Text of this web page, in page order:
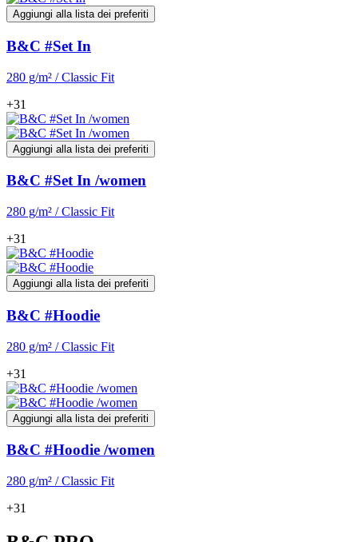
Aggiungi alla lista dei preferiti
B&C #Set In
280 g/m² / Classic Fit
+31
Aggiungi alla lista dei preferiti
B&C #Set In /women
280 g/m² / Classic Fit
+31
Aggiungi alla lista dei preferiti
B&C #Hoodie
280 g/m² / Classic Fit
+31
Aggiungi alla lista dei preferiti
B&C #Hoodie /women
280 g/m² / Classic Fit
+31